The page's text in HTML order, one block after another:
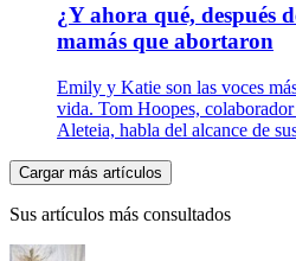
¿Y ahora qué, después
mamás que abortaron
Emily y Katie son las voces
vida. Tom Hoopes,
Aleteia, habla del alcance de
Cargar más artículos
Sus artículos más consultados